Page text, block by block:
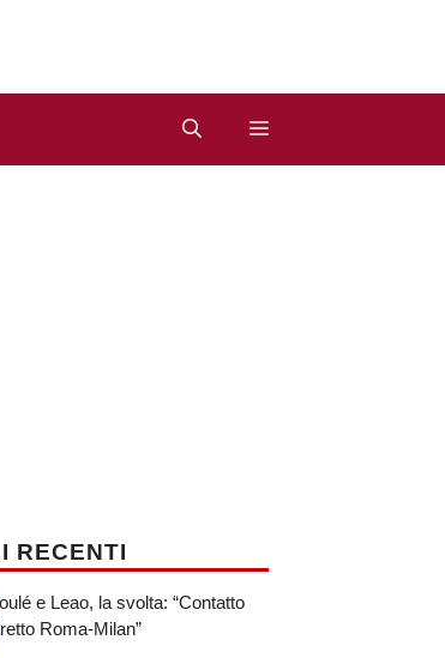
RECENTI
e Leao, la svolta: “Contatto
Roma-Milan”